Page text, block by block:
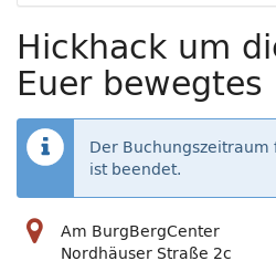
Hickhack um
Euer
Der
ist beendet.
Am BurgBergCenter
Nordhäuser Straße 2c